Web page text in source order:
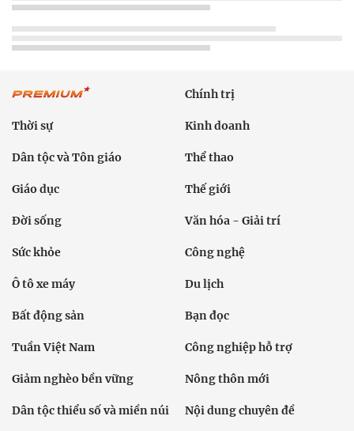
Chính trị
Thời sự Kinh doanh
Dân tộc và Tôn giáo Thể thao
Giáo dục Thế giới
Đời sống Văn hóa - Giải trí
Sức khỏe Công nghệ
Ô tô xe máy Du lịch
Bất động sản Bạn đọc
Tuần Việt Nam Công nghiệp hỗ trợ
Giảm nghèo bền vững Nông thôn mới
Dân tộc thiểu số và miền núi Nội dung chuyên đề